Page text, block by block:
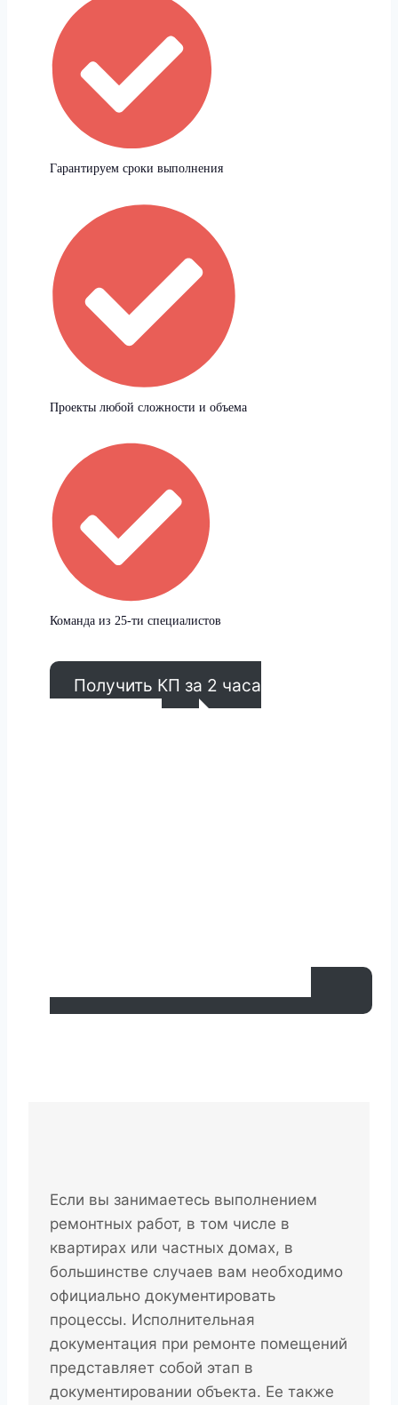
Гарантируем сроки выполнения
Проекты любой сложности и объема
Команда из 25-ти специалистов
Получить КП за 2 часа
Если вы занимаетесь выполнением
ремонтных работ, в том числе в
квартирах или частных домах, в
большинстве случаев вам необходимо
официально документировать
процессы. Исполнительная
документация при ремонте помещений
представляет собой этап в
документировании объекта. Ее также